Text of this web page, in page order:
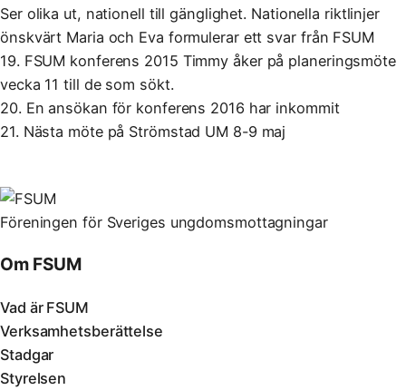
Ser olika ut, nationell till gänglighet. Nationella riktlinjer
önskvärt Maria och Eva formulerar ett svar från FSUM
19. FSUM konferens 2015 Timmy åker på planeringsmöte
vecka 11 till de som sökt.
20. En ansökan för konferens 2016 har inkommit
21. Nästa möte på Strömstad UM 8-9 maj
Föreningen för Sveriges ungdomsmottagningar
Om FSUM
Vad är FSUM
Verksamhetsberättelse
Stadgar
Styrelsen